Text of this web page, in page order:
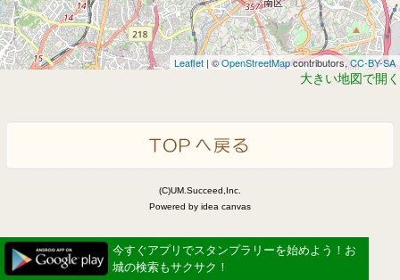
Leaflet | ©OpenStreetMapcontributors,CC-BY-SA
大きい地図で開く
(C)UM.Succeed,Inc.
Powered by idea canvas
今すぐアプリでスタンプラリーを始めよう！お
城の検索もサクサク！